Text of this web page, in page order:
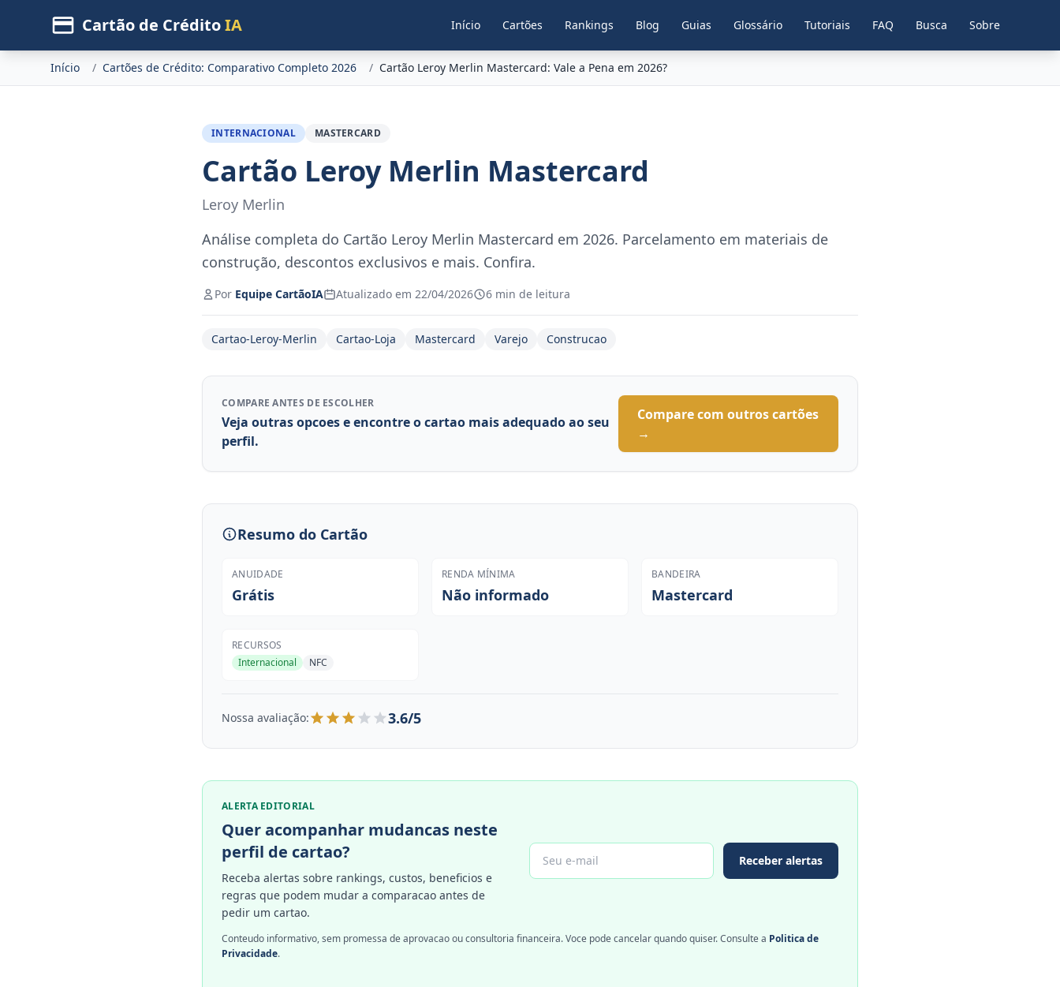
Cartão de CréditoIA Início Cartões Rankings Blog Guias Glossário Tutoriais FAQ Busca Sobre
Início / Cartões de Crédito: Comparativo Completo 2026 / Cartão Leroy Merlin Mastercard: Vale a Pena em 2026?
INTERNACIONAL MASTERCARD
Cartão Leroy Merlin Mastercard
Leroy Merlin
Análise completa do Cartão Leroy Merlin Mastercard em 2026. Parcelamento em materiais de
construção, descontos exclusivos e mais. Confira.
Por Equipe CartãoIA Atualizado em 22/04/2026 6 min de leitura
Cartao-Leroy-Merlin Cartao-Loja Mastercard Varejo Construcao
COMPARE ANTES DE ESCOLHER
Veja outras opcoes e encontre o cartao mais adequado ao seu
perfil.
Compare com outros cartões
→
Resumo do Cartão
ANUIDADE
Grátis
RENDA MÍNIMA
Não informado
BANDEIRA
Mastercard
RECURSOS
Internacional
NFC
Nossa avaliação: 3.6/5
ALERTA EDITORIAL
Quer acompanhar mudancas neste
perfil de cartao?
Receba alertas sobre rankings, custos, beneficios e
regras que podem mudar a comparacao antes de
pedir um cartao.
Receber alertas
Conteudo informativo, sem promessa de aprovacao ou consultoria financeira. Voce pode cancelar quando quiser. Consulte a Politica de
Privacidade.